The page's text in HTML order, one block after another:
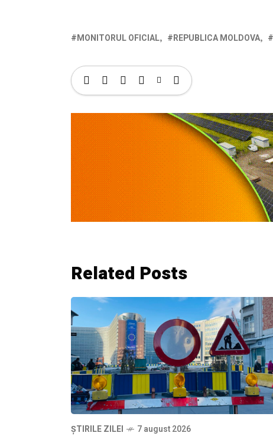
MONITORUL OFICIAL REPUBLICA MOLDOVA
Related Posts
ȘTIRILE ZILEI 7 august 2026